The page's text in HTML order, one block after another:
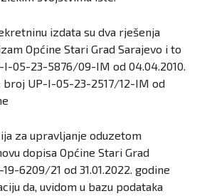
izdata su dva rješenja
Općine Stari Grad Sarajevo i to
05-23-5876/09-IM od 04.04.2010.
broj UP-I-05-23-2517/12-IM od
za upravljanje oduzetom
dopisa Općine Stari Grad
6209/21 od 31.01.2022. godine
da, uvidom u bazu podataka